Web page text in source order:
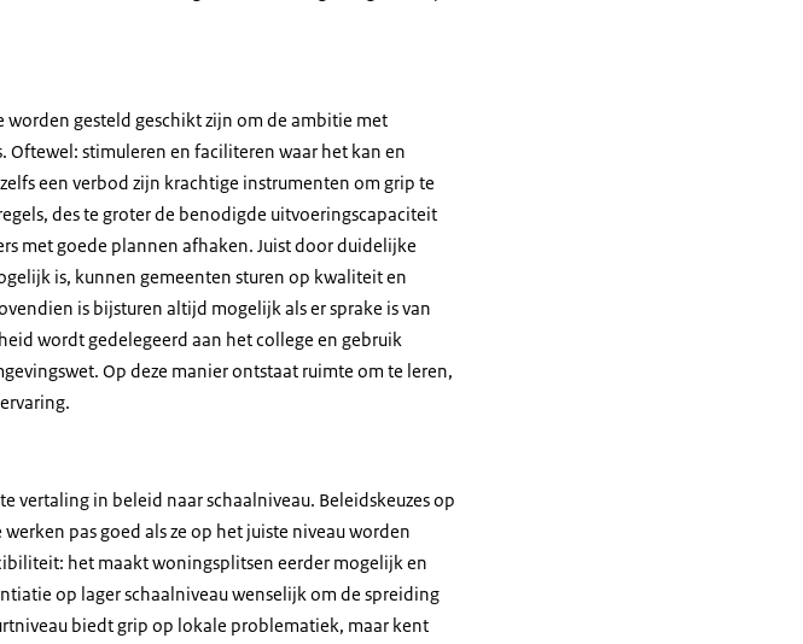
gesteld geschikt zijn om de ambitie met
stimuleren en faciliteren waar het kan en
een verbod zijn krachtige instrumenten om grip te
des te groter de benodigde uitvoeringscapaciteit
met goede plannen afhaken. Juist door duidelijke
is, kunnen gemeenten sturen op kwaliteit en
is bijsturen altijd mogelijk als er sprake is van
wordt gedelegeerd aan het college en gebruik
Op deze manier ontstaat ruimte om te leren,
vertaling in beleid naar schaalniveau. Beleidskeuzes op
pas goed als ze op het juiste niveau worden
het maakt woningsplitsen eerder mogelijk en
op lager schaalniveau wenselijk om de spreiding
biedt grip op lokale problematiek, maar kent